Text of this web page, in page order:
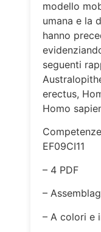
modello
umana e la
hanno
seguenti
erectus,
Homo
EF09CI11
– 4 PDF
–
– A colori e